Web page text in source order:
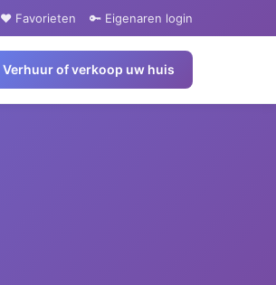
❤️ Favorieten 🔑 Eigenaren login
Verhuur of verkoop uw huis